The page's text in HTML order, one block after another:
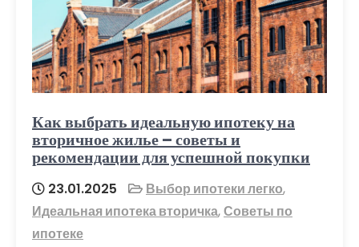
Как выбрать идеальную ипотеку на
вторичное жилье – советы и
рекомендации для успешной покупки
23.01.2025 Выбор ипотеки легко,
Идеальная ипотека вторичка,Советы по
ипотеке